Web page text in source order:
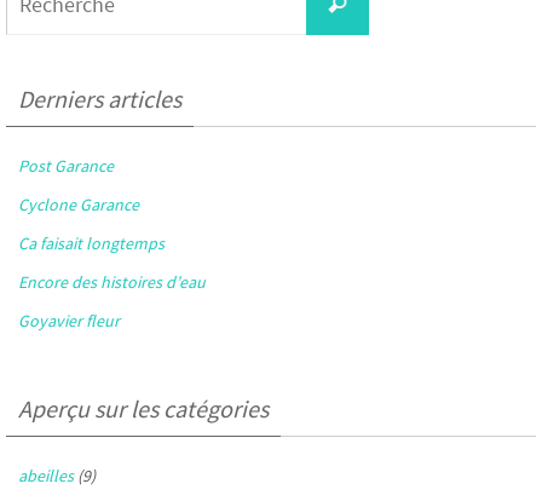
Derniers articles
Post Garance
Cyclone Garance
Ca faisait longtemps
Encore des histoires d’eau
Goyavier fleur
Aperçu sur les catégories
abeilles(9)